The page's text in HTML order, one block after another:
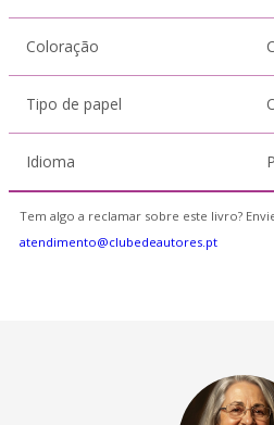
Coloração
Tipo de papel
Idioma
Tem algo a reclamar sobre este livro?
atendimento@clubedeautores.pt